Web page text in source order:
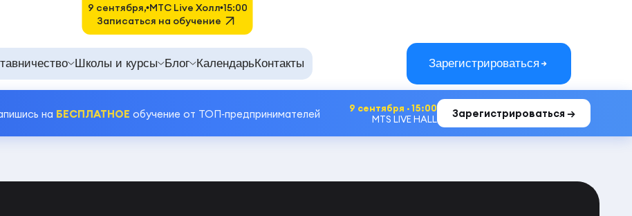
Школы и курсы Блог КалендарьКонтакты Зарегистрироваться
на БЕСПЛАТНОЕ обучение от ТОП‑предпринимателей
9 сентября · 15:00
MTS LIVE HALL
Зарегистрироваться →
9 сентября, MTC Live Холл 15:00
Записаться на обучение